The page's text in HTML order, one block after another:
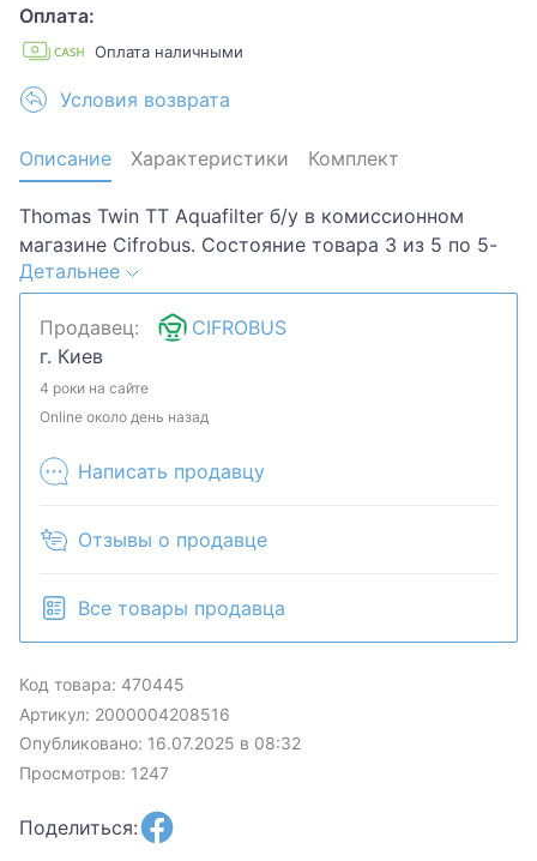
Оплата:
Оплата наличными
Условия возврата
Описание Характеристики Комплект
Thomas Twin TT Aquafilter б/у в комиссионном
магазине Cifrobus. Состояние товара 3 из 5 по 5-
ти бальной системе. Примечание:
Царапины,потертости. Комплектация товара:
Шланг,трубка,щётка.Хотите скидку? Давайте
обсудим. Предложите свою цену и мы посмотрим,
что сможем сделать.Уточняйте наличие и
комплектацию у менеджера. Товар может быть
Детальнее
Продавец:
CIFROBUS
г. Киев
4 роки на сайте
Online около день назад
Написать продавцу
Отзывы о продавце
Все товары продавца
Код товара: 470445
Артикул: 2000004208516
Опубликовано: 16.07.2025 в 08:32
Просмотров: 1247
Поделиться: